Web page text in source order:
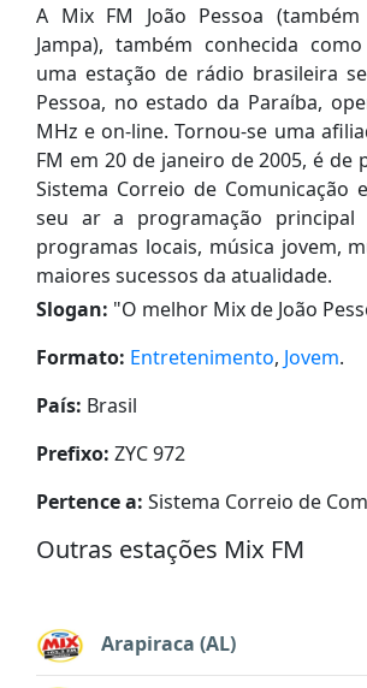
A Mix FM João Pessoa
Jampa), também conhecida
uma estação de rádio brasileira
Pessoa, no estado da Paraíba,
MHz e on-line. Tornou-se uma
FM em 20 de janeiro de 2005, é de
Sistema Correio de Comunicação
seu ar a programação principal
programas locais, música jovem,
maiores sucessos da atualidade.
Slogan: "O melhor Mix de João
Formato: Entretenimento, Jovem.
País: Brasil
Prefixo: ZYC 972
Pertence a: Sistema Correio de
Outras estações Mix FM
Arapiraca (AL)